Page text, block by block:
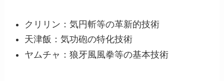
クリリン：気円斬等の革新的技術
天津飯：気功砲の特化技術
ヤムチャ：狼牙風風拳等の基本技術